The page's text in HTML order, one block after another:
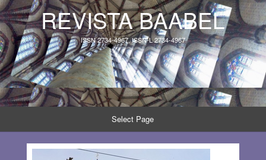
REVISTA BAABEL
ISSN 2734-4967, ISSN-L 2734-4967
Select Page